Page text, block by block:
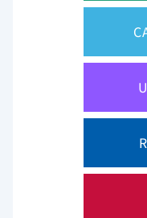
腎
有害事